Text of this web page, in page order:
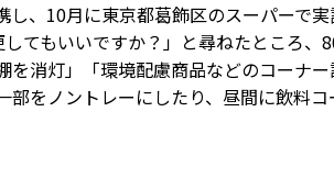
、10月に東京都葛飾区のスーパーで実
てもいいですか？」と尋ねたところ、
消灯」「環境配慮商品などのコーナ
をノントレーにしたり、昼間に飲料